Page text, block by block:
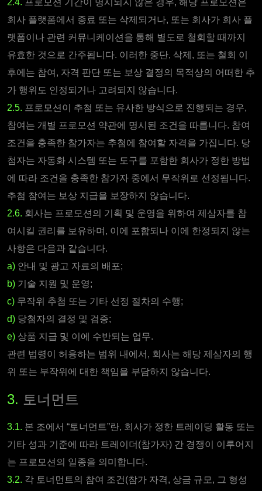
회사 플랫폼에서 종료 또는 삭제되거나, 또는 회사가 회사 플
랫폼이나 관련 커뮤니케이션을 통해 별도로 철회할 때까지
유효한 것으로 간주됩니다. 이러한 중단, 삭제, 또는 철회 이
후에는 참여, 자격 판단 또는 보상 결정의 목적상의 어떠한 추
가 행위도 인정되거나 고려되지 않습니다.
2.5. 프로모션이 추첨 또는 유사한 방식으로 진행되는 경우,
참여는 개별 프로모션 약관에 명시된 조건을 따릅니다. 참여
조건을 충족한 참가자는 추첨에 참여할 자격을 가집니다. 당
첨자는 자동화 시스템 또는 도구를 포함한 회사가 정한 방법
에 따라 조건을 충족한 참가자 중에서 무작위로 선정됩니다.
추첨 참여는 보상 지급을 보장하지 않습니다.
2.6. 회사는 프로모션의 기획 및 운영을 위하여 제삼자를 참
여시킬 권리를 보유하며, 이에 포함되나 이에 한정되지 않는
사항은 다음과 같습니다.
a) 안내 및 광고 자료의 배포;
b) 기술 지원 및 운영;
c) 무작위 추첨 또는 기타 선정 절차의 수행;
d) 당첨자의 결정 및 검증;
e) 상품 지급 및 이에 수반되는 업무.
관련 법령이 허용하는 범위 내에서, 회사는 해당 제삼자의 행
위 또는 부작위에 대한 책임을 부담하지 않습니다.
3. 토너먼트
3.1. 본 조에서 “토너먼트”란, 회사가 정한 트레이딩 활동 또는
기타 성과 기준에 따라 트레이더(참가자) 간 경쟁이 이루어지
는 프로모션의 일종을 의미합니다.
3.2. 각 토너먼트의 참여 조건(참가 자격, 상금 규모, 그 형성